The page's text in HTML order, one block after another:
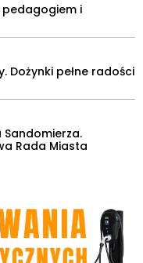
pedagogiem i
Dożynki pełne radości
Rada Miasta